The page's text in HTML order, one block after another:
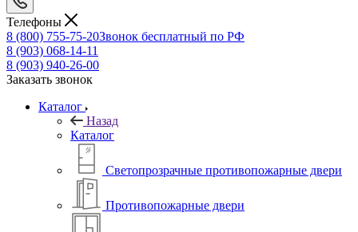
Телефоны
8 (800) 755-75-20Звонок бесплатный по РФ
8 (903) 068-14-11
8 (903) 940-26-00
Заказать звонок
Каталог
Назад
Каталог
Светопрозрачные противопожарные двери
Противопожарные двери